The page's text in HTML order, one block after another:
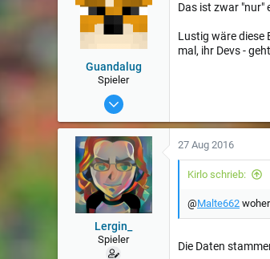
Guandalug
Spieler
7 März 2015
Das ist zwar "nur"
Lustig wäre diese
mal, ihr Devs -
Lergin_
Spieler
27 Aug 2016
Kirlo schrieb:
@Malte662
Die Daten